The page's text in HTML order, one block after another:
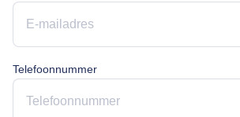
Telefoonnummer